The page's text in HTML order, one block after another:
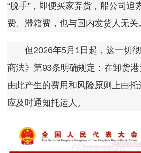
“脱手”，即便买家弃货，船公司追
费、滞箱费，也与国内发货人无关
但2026年5月1日起，这一切彻
商法》第93条明确规定：在卸货港
由此产生的费用和风险原则上由托
应及时通知托运人。